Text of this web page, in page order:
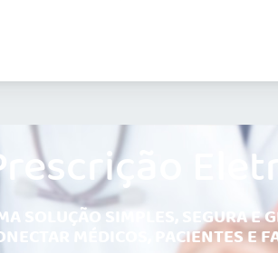
SOLUÇÃO SIMPLES, SEGURA E
MÉDICOS, PACIENTES E